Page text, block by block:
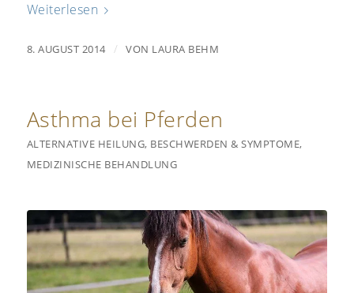
Weiterlesen
8. AUGUST 2014 / VON LAURA BEHM
Asthma bei Pferden
ALTERNATIVE HEILUNG, BESCHWERDEN & SYMPTOME,
MEDIZINISCHE BEHANDLUNG